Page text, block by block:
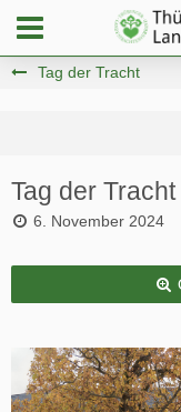
Tag der Tracht
Tag der Tracht
6. November 2024